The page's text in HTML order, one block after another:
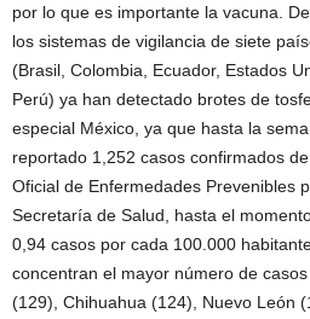
por lo que es importante la vacuna.
los sistemas de vigilancia de siete
(Brasil, Colombia, Ecuador, Estados
Perú) ya han detectado brotes de
especial México, ya que hasta la
reportado 1,252 casos confirmados
Oficial de Enfermedades Prevenibles
Secretaría de Salud, hasta el
0,94 casos por cada 100.000
concentran el mayor número de
(129), Chihuahua (124), Nuevo León